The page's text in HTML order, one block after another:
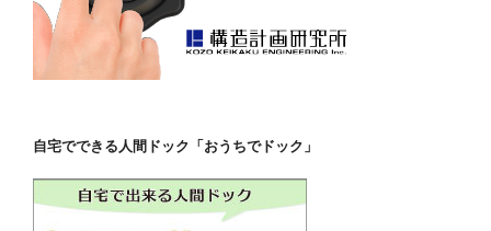
自宅でできる人間ドック「おうちでドック」